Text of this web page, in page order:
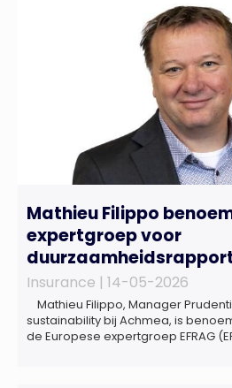
het Market Pulse Report voor het
De bedrijfsmatige […]
Mathieu Filippo
expertgroep voor
Insurance | 14-05-2026
Mathieu Filippo, Manager
sustainability bij Achmea, is
de Europese expertgroep EFRAG